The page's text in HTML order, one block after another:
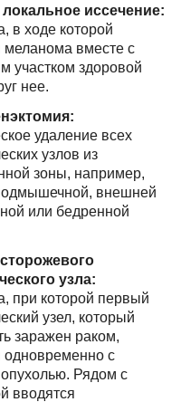
иссечение:
в ходе которой
меланома вместе с
участком здоровой
нее.
удаление всех
узлов из
зоны, например,
внешней
или бедренной
узла:
при которой первый
узел, который
заражен раком,
одновременно с
Рядом с
вводятся